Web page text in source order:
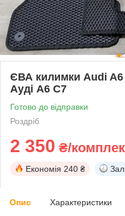
ЄВА килимки Audi A6
Ауді А6 С7
Готово до відправки
Роздріб
2 350 ₴/
Економія 240 ₴
Опис Характеристики